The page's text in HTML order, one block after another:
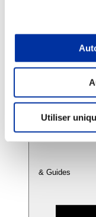
Utiliser
Juste
Sources
& Guides